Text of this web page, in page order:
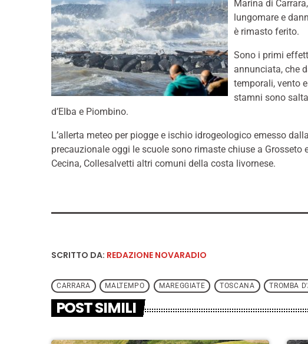
Marina di
lungomare e
è rimasto ferito.
Sono i primi
annunciata, che
temporali, vento
stamni sono
d’Elba e Piombino.
L’allerta meteo per piogge e ischio idrogeologico emesso
precauzionale oggi le scuole sono rimaste chiuse a
Cecina, Collesalvetti altri comuni della costa livornese.
SCRITTO DA: REDAZIONE NOVARADIO
CARRARA MALTEMPO MAREGGIATE TOSCANA TROMBA
POST SIMILI